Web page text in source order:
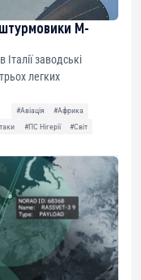
M-
заводські
легких
#Авіація
#Африка
#ПС Нігерії
#Світ